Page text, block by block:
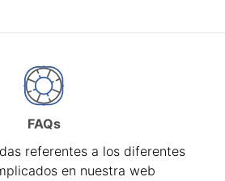
FAQs
referentes a los diferentes
en nuestra web